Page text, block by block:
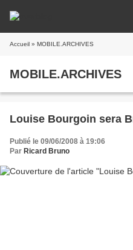
Accueil » MOBILE.ARCHIVES
MOBILE.ARCHIVES
Louise Bourgoin sera
Publié le 09/06/2008 à 19:06
Par Ricard Bruno